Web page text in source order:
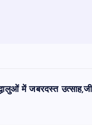
में जबरदस्त